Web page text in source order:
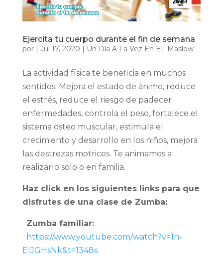
Ejercita tu cuerpo durante el fin de semana
por | Jul 17, 2020 | Un Día A La Vez En EL Maslow
La actividad física te beneficia en muchos
sentidos: Mejora el estado de ánimo, reduce
el estrés, reduce el riesgo de padecer
enfermedades, controla el peso, fortalece el
sistema osteo muscular, estimula el
crecimiento y desarrollo en los niños, mejora
las destrezas motrices. Te animamos a
realizarlo solo o en familia.
Haz click en los siguientes links para que
disfrutes de una clase de Zumba:
Zumba familiar:
https://www.youtube.com/watch?v=1h-
ElJGHsNk&t=1348s